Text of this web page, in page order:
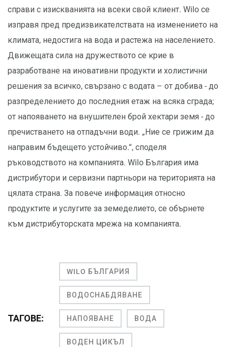
справи с изискванията на всеки свой клиент. Wilo се
изправя пред предизвикателствата на изменението на
климата, недостига на вода и растежа на населението.
Движещата сила на дружеството се крие в
разработване на иновативни продукти и холистични
решения за всичко, свързано с водата – от добива - до
разпределението до последния етаж на всяка сграда;
от напояването на внушителен брой хектари земя - до
пречистването на отпадъчни води. „Ние се грижим да
направим бъдещето устойчиво.“, споделя
ръководството на компанията. Wilo България има
дистрибутори и сервизни партньори на територията на
цялата страна. За повече информация относно
продуктите и услугите за земеделието, се обърнете
към дистрибуторската мрежа на компанията.
ТАГОВЕ:
WILO БЪЛГАРИЯ
ВОДОСНАБДЯВАНЕ
НАПОЯВАНЕ ВОДА
ВОДЕН ЦИКЪЛ